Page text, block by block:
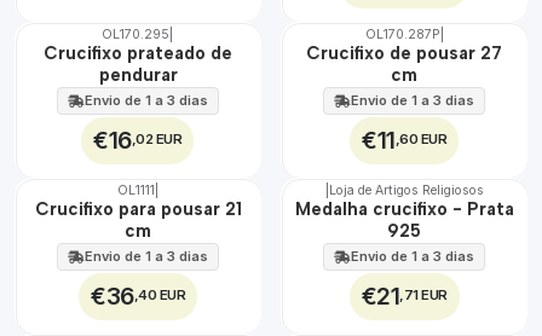
OL170.295
Crucifixo prateado de
pendurar
Envio de 1 a 3 dias
€16,02 EUR
OL170.287P
Crucifixo de pousar 27
cm
Envio de 1 a 3 dias
€11,60 EUR
OL1111
Crucifixo para pousar 21
cm
Envio de 1 a 3 dias
€36,40 EUR
🇵🇹
Loja de Artigos Religiosos
Medalha crucifixo - Prata
925
Envio de 1 a 3 dias
€21,71 EUR